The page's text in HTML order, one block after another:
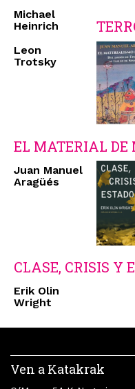
Michael
Heinrich
Leon
Trotsky
EL MATERIAL DE
Juan Manuel
Aragüés
CLASE, CRISIS Y
Erik Olin
Wright
Ven a Katakrak